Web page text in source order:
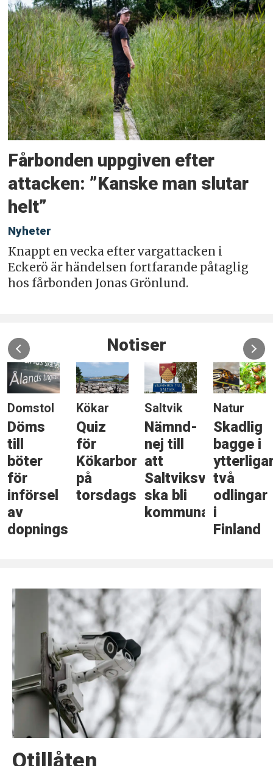
Fårbonden uppgiven efter
attacken: ”Kanske man slutar
helt”
Nyheter
Knappt en vecka efter vargattacken i
Eckerö är händelsen fortfarande påtaglig
hos fårbonden Jonas Grönlund.
Notiser
Domstol
Döms
till
böter
för
införsel
av
dopningsmedel
Kökar
Quiz
för
Kökarbor
på
torsdagskvällen
Saltvik
Nämnd-
nej till
att
Saltviksväg
ska bli
kommunal
Natur
Skadlig
bagge i
två
odlingar
i
Finland
Otillåten